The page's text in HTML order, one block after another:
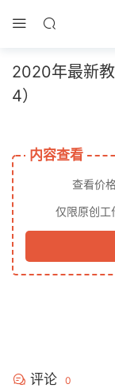
2020年最新
4）
内容查看
查看价
仅限原创工
评论 0